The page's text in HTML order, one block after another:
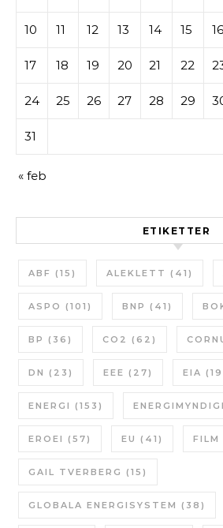
10 11 12 13 14 15 16
17 18 19 20 21 22
24 25 26 27 28 29
31
« feb
ETIKETTER
ABF (15) ALEKLETT (41)
ASPO (101) BNP (41)
BP (36) CO2 (62)
DN (23) EEE (27) EIA
ENERGI (153)
EROEI (57) EU (41) FILM
GAIL TVERBERG (15)
GLOBALA ENERGISYSTEM (38)